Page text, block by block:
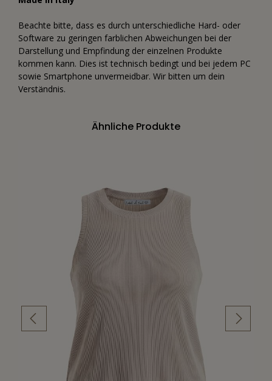
Beachte bitte, dass es durch unterschiedliche Hard- oder
Software zu geringen farblichen Abweichungen bei der
Darstellung und Empfindung der einzelnen Produkte
kommen kann. Dies ist technisch bedingt und bei jedem PC
sowie Smartphone unvermeidbar. Wir bitten um dein
Verständnis.
Ähnliche Produkte